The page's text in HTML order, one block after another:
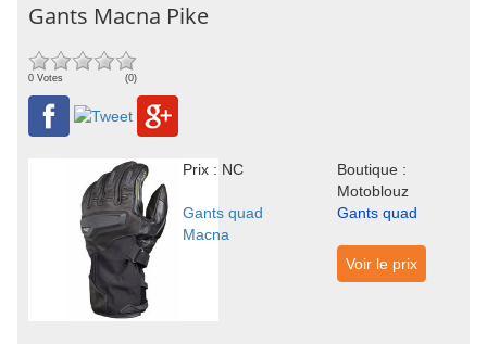
Gants Macna Pike
0 Votes (0)
Prix : NC
Boutique :
Motoblouz
Gants quad
Macna
Gants quad
Voir le prix